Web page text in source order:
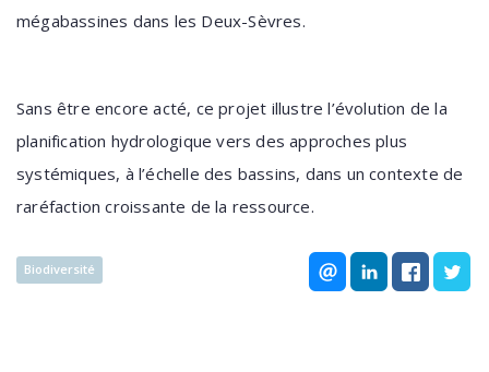
mégabassines dans les Deux-Sèvres.
Sans être encore acté, ce projet illustre l’évolution de la
planification hydrologique vers des approches plus
systémiques, à l’échelle des bassins, dans un contexte de
raréfaction croissante de la ressource.
Biodiversité